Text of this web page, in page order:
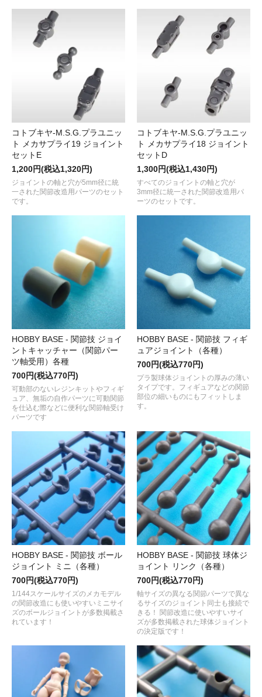
コトブキヤ-M.S.G.プラユニッ
ト メカサプライ19 ジョイント
セットE
1,200円(税込1,320円)
ジョイントの軸と穴が5mm径に統
一された関節改造用パーツのセット
です。
コトブキヤ-M.S.G.プラユニッ
ト メカサプライ18 ジョイント
セットD
1,300円(税込1,430円)
すべてのジョイントの軸と穴が
3mm径に統一された関節改造用パ
ーツのセットです。
HOBBY BASE - 関節技 ジョイ
ントキャッチャー（関節パー
ツ軸受用）各種
700円(税込770円)
可動部のないレジンキットやフィギ
ュア、無垢の自作パーツに可動関節
を仕込む際などに便利な関節軸受け
パーツです
HOBBY BASE - 関節技 フィギ
ュアジョイント（各種）
700円(税込770円)
プラ製球体ジョイントの厚みの薄い
タイプです。フィギュアなどの関節
部位の細いものにもフィットしま
す。
HOBBY BASE - 関節技 ボール
ジョイント ミニ（各種）
700円(税込770円)
1/144スケールサイズのメカモデル
の関節改造にも使いやすいミニサイ
ズのボールジョイントが多数掲載さ
れています！
HOBBY BASE - 関節技 球体ジ
ョイント リンク（各種）
700円(税込770円)
軸サイズの異なる関節パーツで異な
るサイズのジョイント同士も接続で
きる！ 関節改造に使いやすいサイ
ズが多数掲載された球体ジョイント
の決定版です！